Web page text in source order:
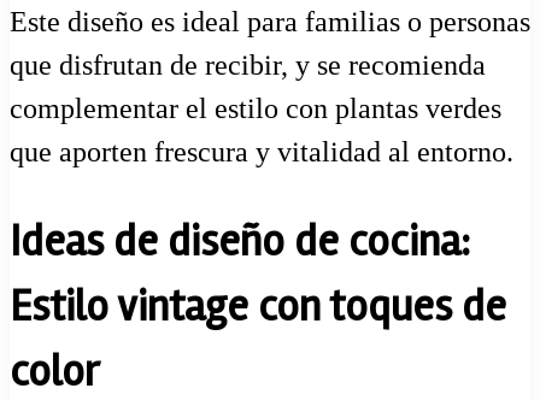
Este diseño es ideal para familias o personas
que disfrutan de recibir, y se recomienda
complementar el estilo con plantas verdes
que aporten frescura y vitalidad al entorno.
Ideas de diseño de cocina:
Estilo vintage con toques de
color